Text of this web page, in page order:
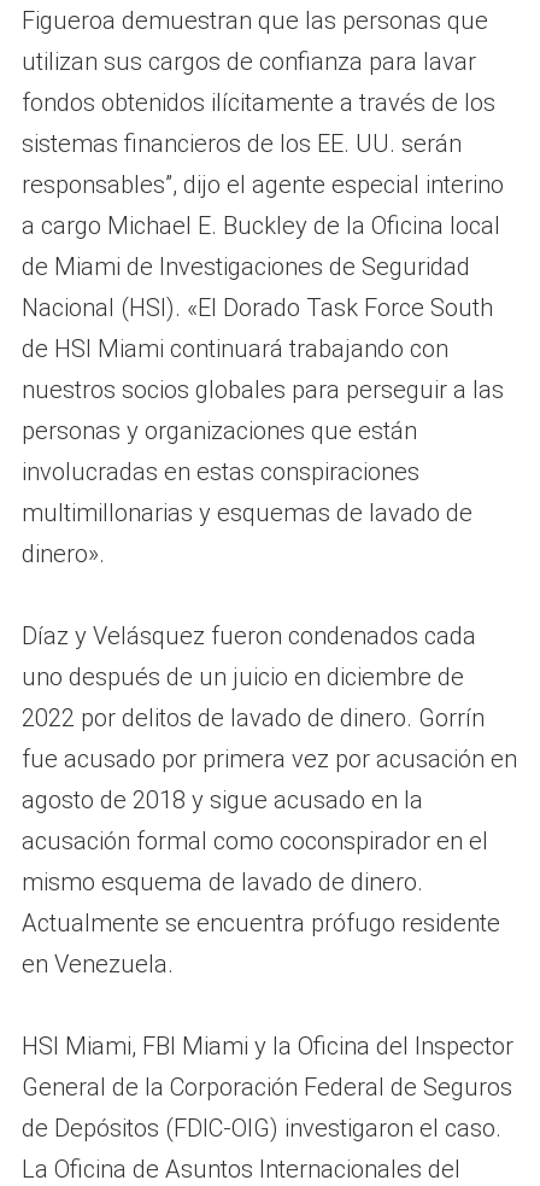
Figueroa demuestran que las personas que
utilizan sus cargos de confianza para lavar
fondos obtenidos ilícitamente a través de los
sistemas financieros de los EE. UU. serán
responsables”, dijo el agente especial interino
a cargo Michael E. Buckley de la Oficina local
de Miami de Investigaciones de Seguridad
Nacional (HSI). «El Dorado Task Force South
de HSI Miami continuará trabajando con
nuestros socios globales para perseguir a las
personas y organizaciones que están
involucradas en estas conspiraciones
multimillonarias y esquemas de lavado de
dinero».
Díaz y Velásquez fueron condenados cada
uno después de un juicio en diciembre de
2022 por delitos de lavado de dinero. Gorrín
fue acusado por primera vez por acusación en
agosto de 2018 y sigue acusado en la
acusación formal como coconspirador en el
mismo esquema de lavado de dinero.
Actualmente se encuentra prófugo residente
en Venezuela.
HSI Miami, FBI Miami y la Oficina del Inspector
General de la Corporación Federal de Seguros
de Depósitos (FDIC-OIG) investigaron el caso.
La Oficina de Asuntos Internacionales del